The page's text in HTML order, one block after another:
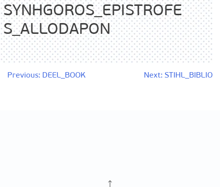
SYNHGOROS_EPISTROFE
S_ALLODAPON
Πλοήγηση
Previous: DEEL_BOOK Next: STIHL_BIBLIO